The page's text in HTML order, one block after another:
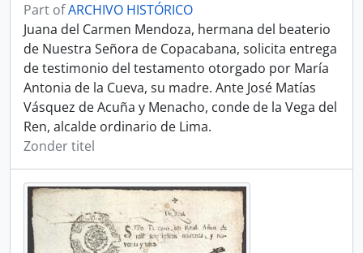
Part ofARCHIVO HISTÓRICO
Juana del Carmen Mendoza, hermana del beaterio
de Nuestra Señora de Copacabana, solicita entrega
de testimonio del testamento otorgado por María
Antonia de la Cueva, su madre. Ante José Matías
Vásquez de Acuña y Menacho, conde de la Vega del
Ren, alcalde ordinario de Lima.
Zonder titel